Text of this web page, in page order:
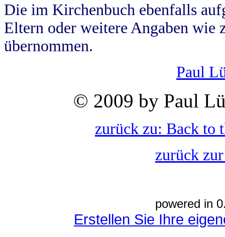
Die im Kirchenbuch ebenfalls
Eltern oder weitere Angaben wie
übernommen.
Paul
© 2009 by Paul
zurück zu: Back to
zurück
powered in
Erstellen Sie Ihre